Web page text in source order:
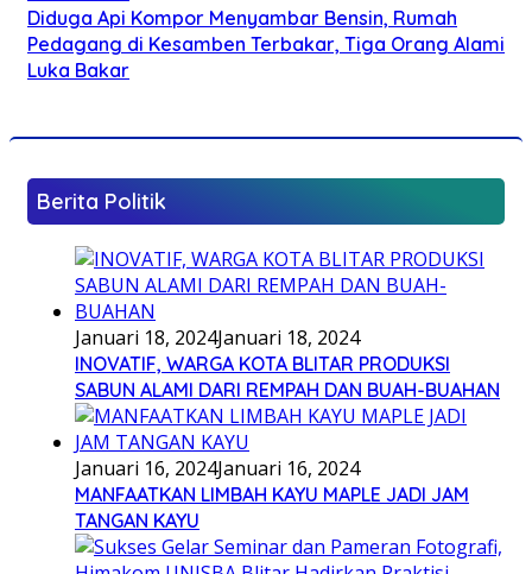
Diduga Api Kompor Menyambar Bensin, Rumah
Pedagang di Kesamben Terbakar, Tiga Orang Alami
Luka Bakar
Berita Politik
Januari 18, 2024Januari 18, 2024
INOVATIF, WARGA KOTA BLITAR PRODUKSI
SABUN ALAMI DARI REMPAH DAN BUAH-BUAHAN
Januari 16, 2024Januari 16, 2024
MANFAATKAN LIMBAH KAYU MAPLE JADI JAM
TANGAN KAYU